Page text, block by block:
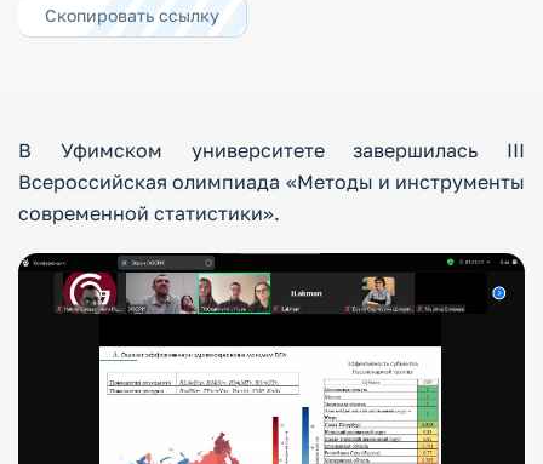
Скопировать ссылку
В Уфимском университете завершилась III
Всероссийская олимпиада «Методы и инструменты
современной статистики».